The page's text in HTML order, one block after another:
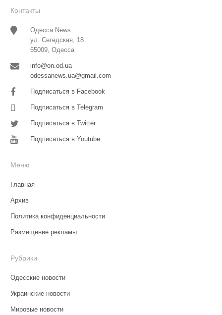
Контакты
Одесса News
ул. Сегедская, 18
65009, Одесса
info@on.od.ua
odessanews.ua@gmail.com
Подписаться в Facebook
Подписаться в Telegram
Подписаться в Twitter
Подписаться в Youtube
Меню
Главная
Архив
Политика конфиденциальности
Размещение рекламы
Рубрики
Одесские новости
Украинские новости
Мировые новости